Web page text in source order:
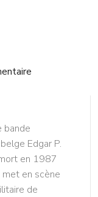
bande
Edgar P.
en 1987
en scène
de